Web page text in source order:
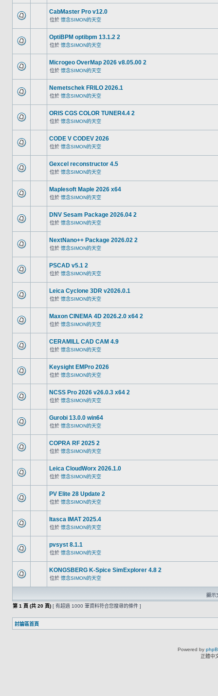
CabMaster Pro v12.0
位於 懷念SIMON的天空
OptiBPM optibpm 13.1.2 2
位於 懷念SIMON的天空
Microgeo OverMap 2026 v8.05.00 2
位於 懷念SIMON的天空
Nemetschek FRILO 2026.1
位於 懷念SIMON的天空
ORIS CGS COLOR TUNER4.4 2
位於 懷念SIMON的天空
CODE V CODEV 2026
位於 懷念SIMON的天空
Gexcel reconstructor 4.5
位於 懷念SIMON的天空
Maplesoft Maple 2026 x64
位於 懷念SIMON的天空
DNV Sesam Package 2026.04 2
位於 懷念SIMON的天空
NextNano++ Package 2026.02 2
位於 懷念SIMON的天空
PSCAD v5.1 2
位於 懷念SIMON的天空
Leica Cyclone 3DR v2026.0.1
位於 懷念SIMON的天空
Maxon CINEMA 4D 2026.2.0 x64 2
位於 懷念SIMON的天空
CERAMILL CAD CAM 4.9
位於 懷念SIMON的天空
Keysight EMPro 2026
位於 懷念SIMON的天空
NCSS Pro 2026 v26.0.3 x64 2
位於 懷念SIMON的天空
Gurobi 13.0.0 win64
位於 懷念SIMON的天空
COPRA RF 2025 2
位於 懷念SIMON的天空
Leica CloudWorx 2026.1.0
位於 懷念SIMON的天空
PV Elite 28 Update 2
位於 懷念SIMON的天空
Itasca IMAT 2025.4
位於 懷念SIMON的天空
pvsyst 8.1.1
位於 懷念SIMON的天空
KONGSBERG K-Spice SimExplorer 4.8 2
位於 懷念SIMON的天空
顯示
第 1 頁 (共 20 頁) [ 有超過 1000 筆資料符合您搜尋的條件 ]
討論區首頁
Powered by
正體中